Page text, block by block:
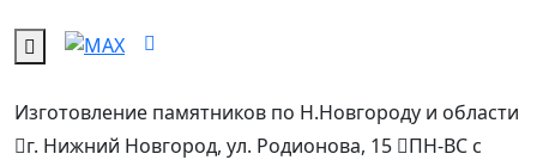
Изготовление памятников по Н.Новгороду и области
г. Нижний Новгород, ул. Родионова, 15
ПН-ВС с